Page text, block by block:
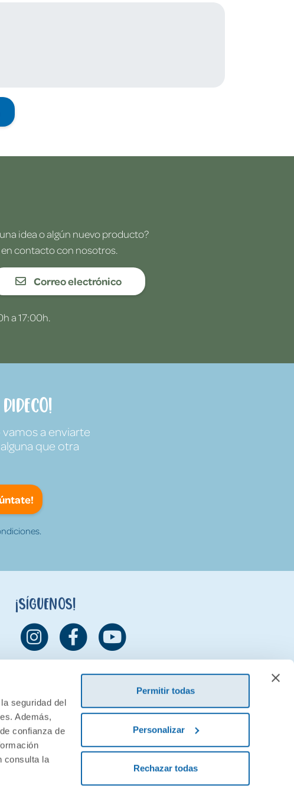
seguridad del
Además,
confianza de
consulta la
Permitir todas
Personalizar
Rechazar todas
idea o algún nuevo producto?
en contacto con nosotros.
Correo electrónico
a 17:00h.
a enviarte
que otra
¡Síguenos!